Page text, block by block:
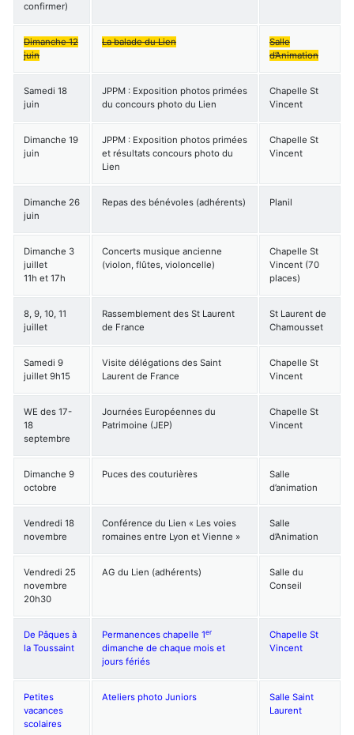
confirmer)
Dimanche 12
juin
La balade du Lien
Salle
d’Animation
Samedi 18
juin
JPPM : Exposition photos primées
du concours photo du Lien
Chapelle St
Vincent
Dimanche 19
juin
JPPM : Exposition photos primées
et résultats concours photo du
Lien
Chapelle St
Vincent
Dimanche 26
juin
Repas des bénévoles (adhérents) Planil
Dimanche 3
juillet
11h et 17h
Concerts musique ancienne
(violon, flûtes, violoncelle)
Chapelle St
Vincent (70
places)
8, 9, 10, 11
juillet
Rassemblement des St Laurent
de France
St Laurent de
Chamousset
Samedi 9
juillet 9h15
Visite délégations des Saint
Laurent de France
Chapelle St
Vincent
WE des 17-
18
septembre
Journées Européennes du
Patrimoine (JEP)
Chapelle St
Vincent
Dimanche 9
octobre
Puces des couturières
Salle
d’animation
Vendredi 18
novembre
Conférence du Lien « Les voies
romaines entre Lyon et Vienne »
Salle
d’Animation
Vendredi 25
novembre
20h30
AG du Lien (adhérents)
Salle du
Conseil
De Pâques à
la Toussaint
Permanences chapelle 1er
dimanche de chaque mois et
jours fériés
Chapelle St
Vincent
Petites
vacances
scolaires
Ateliers photo Juniors
Salle Saint
Laurent